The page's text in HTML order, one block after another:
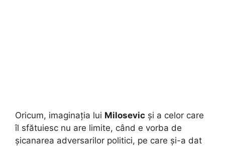
Oricum, imaginația lui Milosevic și a celor care
îl sfătuiesc nu are limite, când e vorba de
șicanarea adversarilor politici, pe care și-a dat